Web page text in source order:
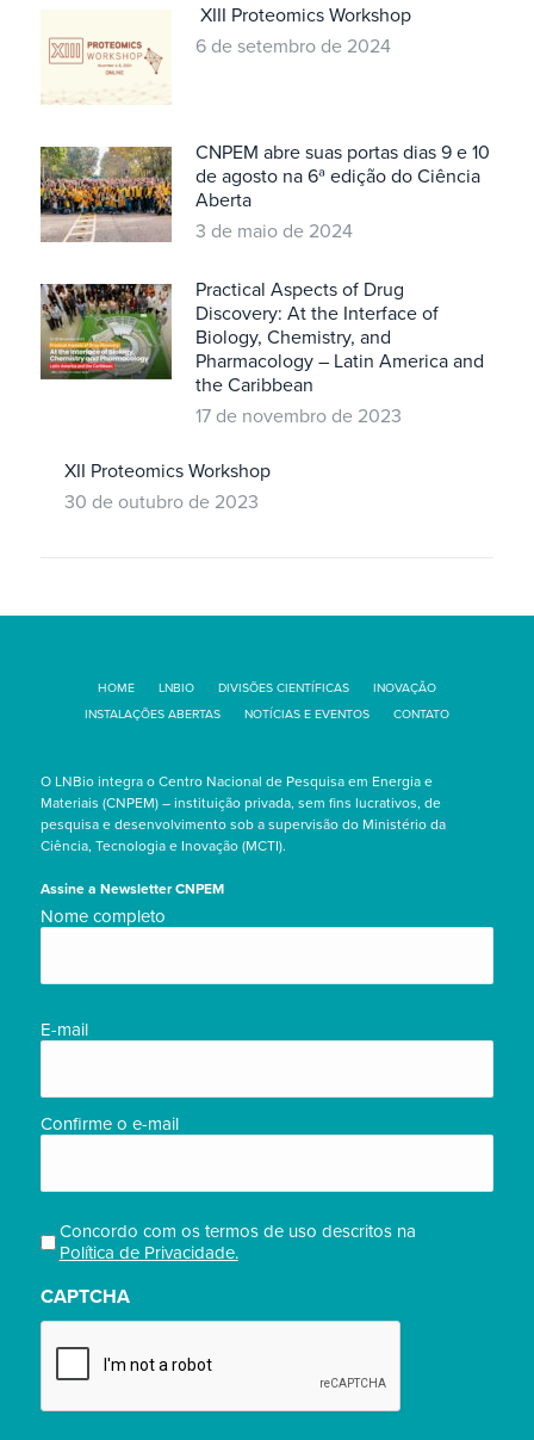
XIII Proteomics Workshop
6 de setembro de 2024
CNPEM abre suas portas dias 9 e 10
de agosto na 6ª edição do Ciência
Aberta
3 de maio de 2024
Practical Aspects of Drug
Discovery: At the Interface of
Biology, Chemistry, and
Pharmacology – Latin America and
the Caribbean
17 de novembro de 2023
XII Proteomics Workshop
30 de outubro de 2023
HOME LNBIO DIVISÕES CIENTÍFICAS
INOVAÇÃO
INSTALAÇÕES ABERTAS
NOTÍCIAS E EVENTOS CONTATO
O LNBio integra o Centro Nacional de Pesquisa em Energia e
Materiais (CNPEM) – instituição privada, sem fins lucrativos, de
pesquisa e desenvolvimento sob a supervisão do Ministério da
Ciência, Tecnologia e Inovação (MCTI).
Assine a Newsletter CNPEM
Nome
Nome completo
E-
E-mail
Confirme o e-mail
Privacidade
(obrigatório)
Concordo com os termos de uso descritos na
Política de Privacidade.
CAPTCHA